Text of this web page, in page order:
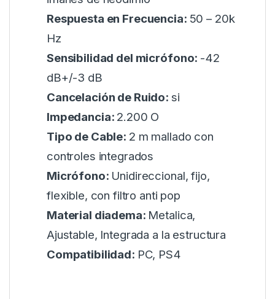
Respuesta en Frecuencia: 50 – 20k
Hz
Sensibilidad del micrófono: -42
dB+/-3 dB
Cancelación de Ruido: si
Impedancia: 2.200 O
Tipo de Cable: 2 m mallado con
controles integrados
Micrófono: Unidireccional, fijo,
flexible, con filtro anti pop
Material diadema: Metalica,
Ajustable, Integrada a la estructura
Compatibilidad: PC, PS4